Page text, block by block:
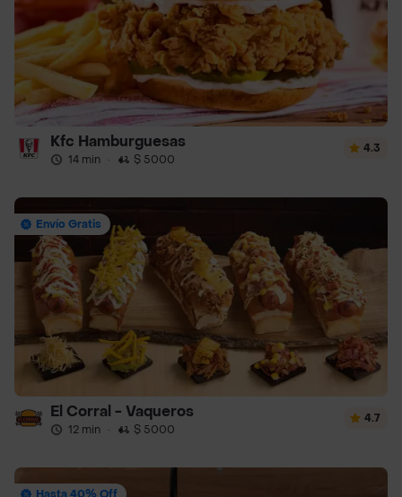
Kfc Hamburguesas
14 min · $ 5000
4.3
Envío Gratis
El Corral - Vaqueros
12 min · $ 5000
4.7